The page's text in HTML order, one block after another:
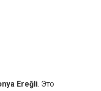
Ereğli. Это